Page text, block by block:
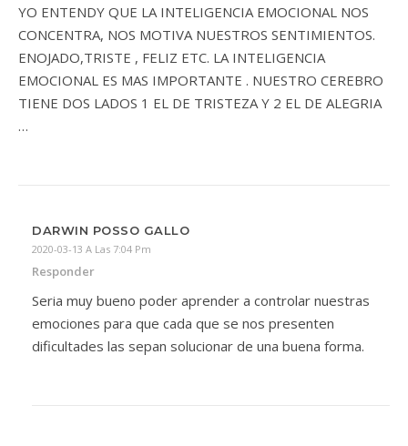
YO ENTENDY QUE LA INTELIGENCIA EMOCIONAL NOS
CONCENTRA, NOS MOTIVA NUESTROS SENTIMIENTOS.
ENOJADO,TRISTE , FELIZ ETC. LA INTELIGENCIA
EMOCIONAL ES MAS IMPORTANTE . NUESTRO CEREBRO
TIENE DOS LADOS 1 EL DE TRISTEZA Y 2 EL DE ALEGRIA
…
DARWIN POSSO GALLO
2020-03-13 A Las 7:04 Pm
Responder
Seria muy bueno poder aprender a controlar nuestras
emociones para que cada que se nos presenten
dificultades las sepan solucionar de una buena forma.